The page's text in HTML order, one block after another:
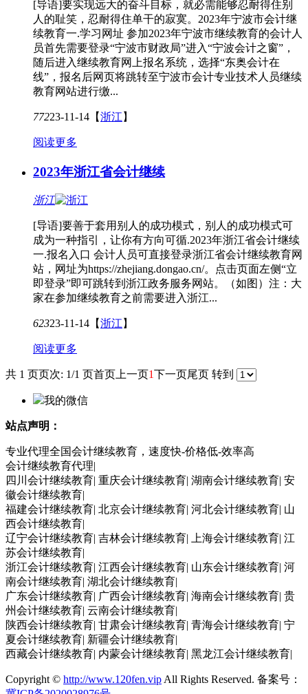
[导语]要实现远大的奋斗目标，就必需能够忍耐得住别
人的耻笑，忍耐得住单干的寂寞。2023年宁波市会计继
续教育一.学习网址 参加2023年宁波市继续教育的会计人
员首先需要登录“宁波市财政局”进入“宁波会计之窗”，
随后进入继续教育网上报名系统，选择“东奥会计在
线”，报名后网页将跳转至宁波市会计专业技术人员继续
教育网站进行缴...
77223-11-14 【浙江 】
阅读更多
2023年浙江省会计继续
浙江
[导语]要善于套用别人的成功模式，别人的成功模式可
成为一种指引，让你有方向可循.2023年浙江省会计继续
一.报名入口 会计人员可直接登录浙江省会计继续教育网
站，网址为https://zhejiang.dongao.cn/。点击页面左侧“立
即登录”即可跳转到浙江政务服务网站。（如图）注：大
家在参加继续教育之前需要进入浙江...
62323-11-14 【浙江】
阅读更多
共 1 页页次: 1/1 页首页上一页1下一页尾页 转到
我的微信
站点声明：
专业代理全国会计继续教育，速度快-价格低-效率高
会计继续教育代理|
四川会计继续教育| 重庆会计继续教育| 湖南会计继续教育| 安
徽会计继续教育|
福建会计继续教育| 北京会计继续教育| 河北会计继续教育| 山
西会计继续教育|
辽宁会计继续教育| 吉林会计继续教育| 上海会计继续教育| 江
苏会计继续教育|
浙江会计继续教育| 江西会计继续教育| 山东会计继续教育| 河
南会计继续教育| 湖北会计继续教育|
广东会计继续教育| 广西会计继续教育| 海南会计继续教育| 贵
州会计继续教育| 云南会计继续教育|
陕西会计继续教育| 甘肃会计继续教育| 青海会计继续教育| 宁
夏会计继续教育| 新疆会计继续教育|
西藏会计继续教育| 内蒙会计继续教育| 黑龙江会计继续教育|
Copyright © http://www.120fen.vipAll Rights Reserved. 备案号：